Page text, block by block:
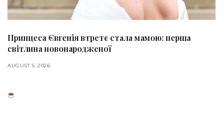
Принцеса Євгенія втретє стала мамою: перша
світлина новонародженої
AUGUST 5, 2026